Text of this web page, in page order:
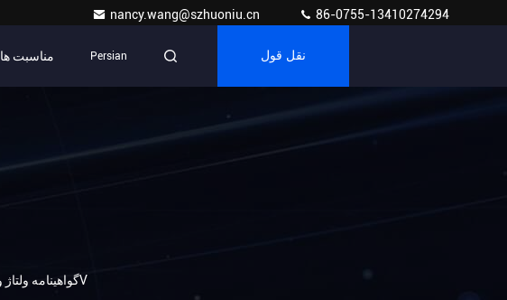
nancy.wang@szhuoniu.cn 86-0755-13410274294
مناسبت ها Persian نقل قول
آداپتور 18W Power Delivery PD با کانکتور USB C CE / FCC / RoHS گواهینامه ولتاژ ورودی 100-240V